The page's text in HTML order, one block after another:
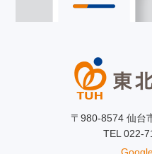
〒980-8574 仙台
TEL 022-